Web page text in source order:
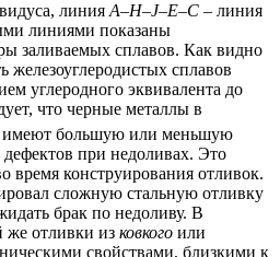
линияA–Н–J–Е–С – линия
линиями показаны
заливаемых сплавов. Как видно
железоуглеродистых сплавов
углеродного эквивалента до
что черные металлы в
имеют большую или меньшую
при недоливах. Это
время конструирования отливок.
сложную стальную отливку
брак по недоливу. В
же отливки из ковкого или
свойствами, близкими к